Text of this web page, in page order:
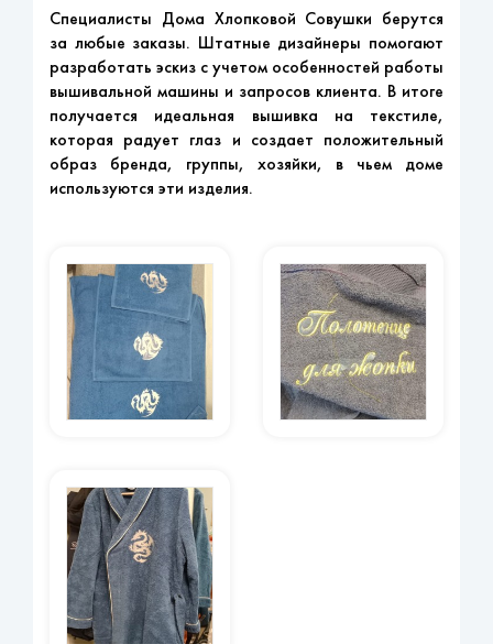
Специалисты Дома Хлопковой Совушки берутся
за любые заказы. Штатные дизайнеры помогают
разработать эскиз с учетом особенностей работы
вышивальной машины и запросов клиента. В итоге
получается идеальная вышивка на текстиле,
которая радует глаз и создает положительный
образ бренда, группы, хозяйки, в чьем доме
используются эти изделия.